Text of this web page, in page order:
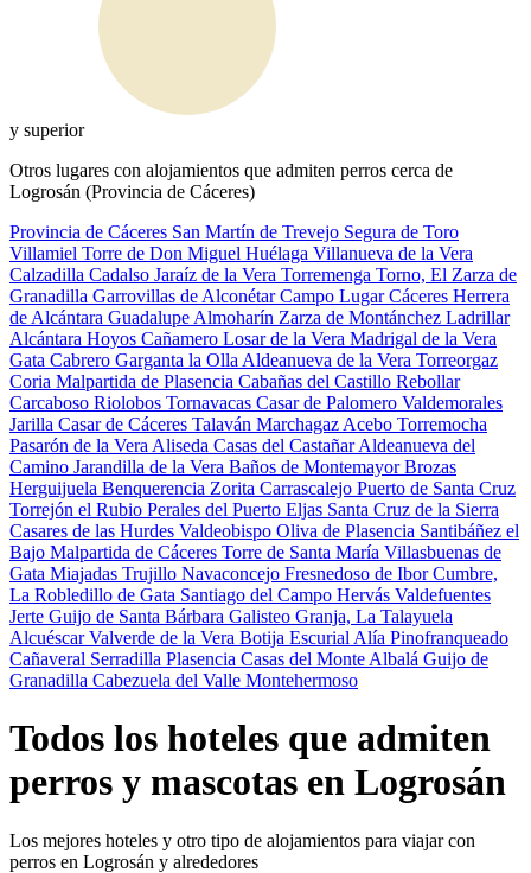
y superior
Otros lugares con alojamientos que admiten perros cerca de
Logrosán (Provincia de Cáceres)
Provincia de Cáceres San Martín de Trevejo Segura de Toro
Villamiel Torre de Don Miguel Huélaga Villanueva de la Vera
Calzadilla Cadalso Jaraíz de la Vera Torremenga Torno, El Zarza de
Granadilla Garrovillas de AlconétarCampo LugarCáceres Herrera
de Alcántara Guadalupe Almoharín Zarza de Montánchez Ladrillar
Alcántara Hoyos Cañamero Losar de la Vera Madrigal de la Vera
Gata Cabrero Garganta la Olla Aldeanueva de la Vera Torreorgaz
Coria Malpartida de Plasencia Cabañas del Castillo Rebollar
Carcaboso Riolobos Tornavacas Casar de Palomero Valdemorales
Jarilla Casar de Cáceres Talaván Marchagaz Acebo Torremocha
Pasarón de la Vera Aliseda Casas del CastañarAldeanueva del
Camino Jarandilla de la Vera Baños de MontemayorBrozas
Herguijuela Benquerencia Zorita Carrascalejo Puerto de Santa Cruz
Torrejón el Rubio Perales del Puerto Eljas Santa Cruz de la Sierra
Casares de las Hurdes Valdeobispo Oliva de Plasencia Santibáñez el
Bajo Malpartida de Cáceres Torre de Santa María Villasbuenas de
Gata Miajadas Trujillo Navaconcejo Fresnedoso de IborCumbre,
La Robledillo de Gata Santiago del Campo Hervás Valdefuentes
Jerte Guijo de Santa Bárbara Galisteo Granja, La Talayuela
AlcuéscarValverde de la Vera Botija Escurial Alía Pinofranqueado
Cañaveral Serradilla Plasencia Casas del Monte Albalá Guijo de
Granadilla Cabezuela del Valle Montehermoso
Todos los hoteles que admiten
perros y mascotas en Logrosán
Los mejores hoteles y otro tipo de alojamientos para viajar con
perros en Logrosán y alrededores